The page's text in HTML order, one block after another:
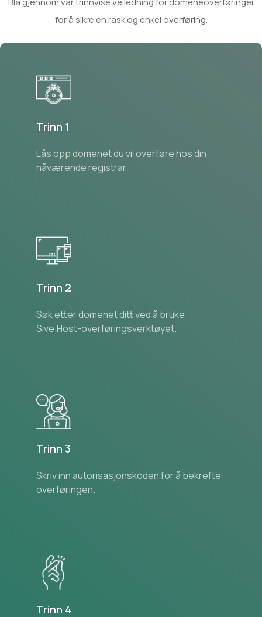
for å sikre en rask og enkel overføring.
Trinn 1
Lås opp domenet du vil overføre hos din
nåværende registrar.
Trinn 2
Søk etter domenet ditt ved å bruke
Sive.Host-overføringsverktøyet.
Trinn 3
Skriv inn autorisasjonskoden for å bekrefte
overføringen.
Trinn 4